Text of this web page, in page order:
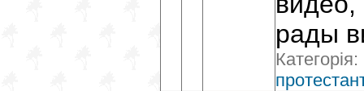
рады
Категорія: